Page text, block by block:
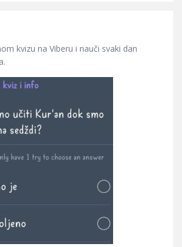
kvizu na Viberu i nauči svaki dan